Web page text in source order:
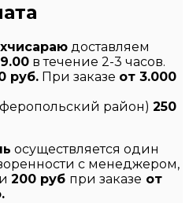
доставляем
в течение 2-3 часов.
руб. При заказе от 3.000
район) 250
осуществляется один
с менеджером,
200 руб при заказе от